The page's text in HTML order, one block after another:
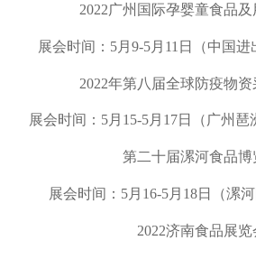
2022广州国际孕婴童食品
展会时间： 5月 9-5月 11 日（中国进
2022年第八届全球防疫物资
展会时间： 5月 15-5月 17日（广州琶
第二十届漯河食品博
展会时间： 5月 16-5月 18日（漯河
2022济南食品展览